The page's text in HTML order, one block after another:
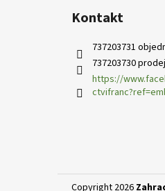
Kontakt
737203731
737203730
https://
Copyright 2026